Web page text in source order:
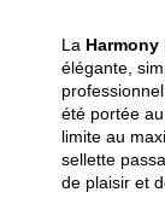
La Harmony
élégante,
été portée
limite au
sellette
de plaisir et